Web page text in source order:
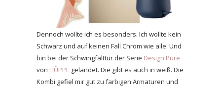
Dennoch wollte ich es besonders. Ich wollte kein
Schwarz und auf keinen Fall Chrom wie alle. Und
bin bei der Schwingfalttür der Serie Design Pure
von HÜPPE gelandet. Die gibt es auch in weiß. Die
Kombi gefiel mir gut zu farbigen Armaturen und